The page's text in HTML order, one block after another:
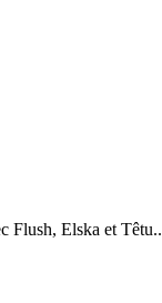
Flush, Elska et